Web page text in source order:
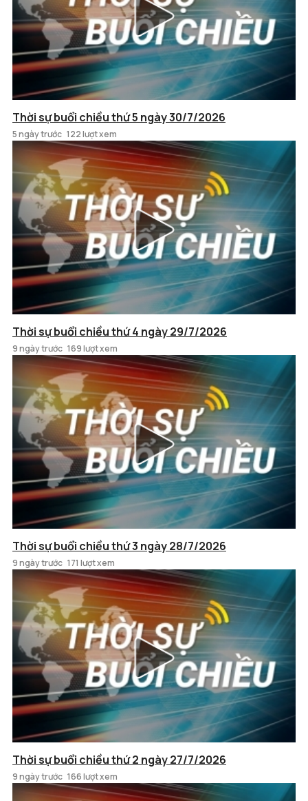
Thời sự buổi chiều thứ 5 ngày 30/7/2026
5 ngày trước 122 lượt xem
Thời sự buổi chiều thứ 4 ngày 29/7/2026
9 ngày trước 169 lượt xem
Thời sự buổi chiều thứ 3 ngày 28/7/2026
9 ngày trước 171 lượt xem
Thời sự buổi chiều thứ 2 ngày 27/7/2026
9 ngày trước 166 lượt xem